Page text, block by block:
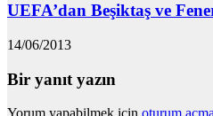
UEFA’dan Beşiktaş ve
14/06/2013
Bir yanıt yazın